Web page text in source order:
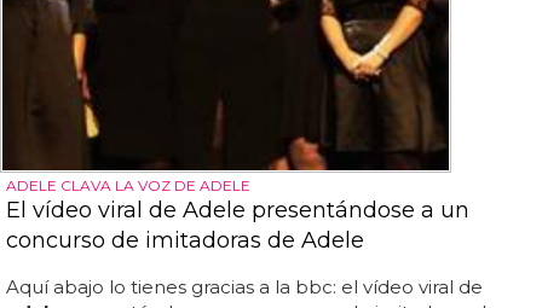
ADELE CLAVA LA VOZ DE ADELE
El vídeo viral de Adele presentándose a un
concurso de imitadoras de Adele
Aquí abajo lo tienes gracias a la bbc: el vídeo viral de